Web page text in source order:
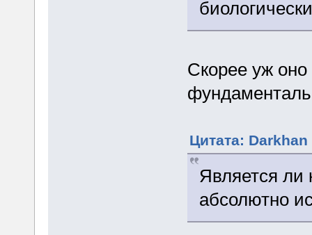
Скорее уж
Цитата:
Является ли
абсолютно